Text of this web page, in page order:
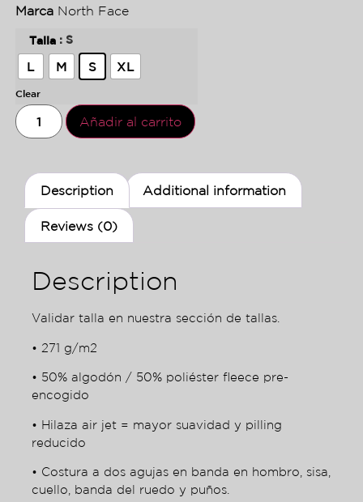
Marca North Face
Talla : S
L M S XL
Clear
Añadir al carrito
Description Additional information
Reviews (0)
Description
Validar talla en nuestra sección de tallas.
• 271 g/m2
• 50% algodón / 50% poliéster fleece pre-
encogido
• Hilaza air jet = mayor suavidad y pilling
reducido
• Costura a dos agujas en banda en hombro, sisa,
cuello, banda del ruedo y puños.